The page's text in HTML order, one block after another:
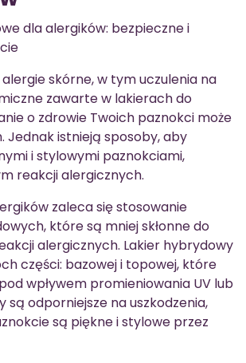
dla alergików: bezpieczne i
skórne, w tym uczulenia na
zawarte w lakierach do
o zdrowie Twoich paznokci może
Jednak istnieją sposoby, aby
i stylowymi paznokciami,
reakcji alergicznych.
zaleca się stosowanie
które są mniej skłonne do
alergicznych. Lakier hybrydowy
części: bazowej i topowej, które
wpływem promieniowania UV lub
są odporniejsze na uszkodzenia,
są piękne i stylowe przez